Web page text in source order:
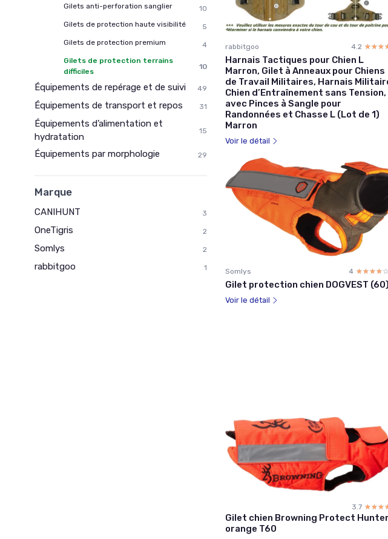
Gilets anti-perforation sanglier
10
Gilets de protection haute visibilité
5
Gilets de protection premium
4
Gilets de protection terrains
difficiles
10
Équipements de repérage et de suivi 49
Équipements de transport et repos 31
Équipements d’alimentation et
hydratation
15
Équipements par morphologie 29
Marque
CANIHUNT 3
OneTigris 2
Somlys 2
rabbitgoo 1
rabbitgoo 4.2
Harnais Tactiques pour Chien L
Marron, Gilet à Anneaux pour Chiens
de Travail Militaires, Harnais
Chien d’Entraînement sans Tension,
avec Pinces à Sangle pour
Randonnées et Chasse L (Lot de 1)
Marron
Voir le détail
Somlys 4 ☆☆☆☆☆
★★★★★
Gilet protection chien DOGVEST (60)
Voir le détail
3.7
Gilet chien Browning Protect Hunter
orange T60